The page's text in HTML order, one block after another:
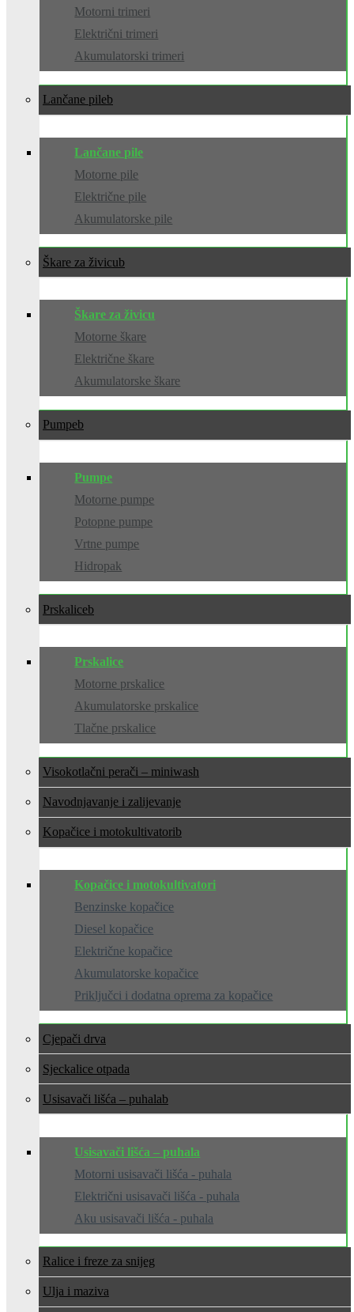
Motorni trimeri
Električni trimeri
Akumulatorski trimeri
Lančane pile
Lančane pile
Motorne pile
Električne pile
Akumulatorske pile
Škare za živicu
Škare za živicu
Motorne škare
Električne škare
Akumulatorske škare
Pumpe
Pumpe
Motorne pumpe
Potopne pumpe
Vrtne pumpe
Hidropak
Prskalice
Prskalice
Motorne prskalice
Akumulatorske prskalice
Tlačne prskalice
Visokotlačni perači – miniwash
Navodnjavanje i zalijevanje
Kopačice i motokultivatori
Kopačice i motokultivatori
Benzinske kopačice
Diesel kopačice
Električne kopačice
Akumulatorske kopačice
Priključci i dodatna oprema za kopačice
Cjepači drva
Sjeckalice otpada
Usisavači lišća – puhala
Usisavači lišća – puhala
Motorni usisavači lišća - puhala
Električni usisavači lišća - puhala
Aku usisavači lišća - puhala
Ralice i freze za snijeg
Ulja i maziva